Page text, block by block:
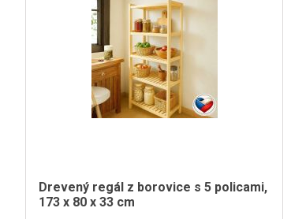
Drevený regál z borovice s 5 policami,
173 x 80 x 33 cm